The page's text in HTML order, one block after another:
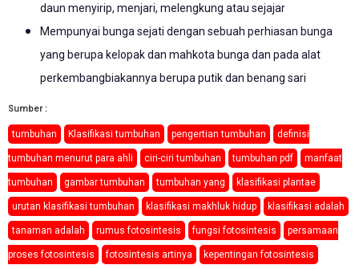
daun menyirip, menjari, melengkung atau sejajar
Mempunyai bunga sejati dengan sebuah perhiasan bunga
yang berupa kelopak dan mahkota bunga dan pada alat
perkembangbiakannya berupa putik dan benang sari
Sumber :
tumbuhan Klasifikasi tumbuhan pengertian tumbuhan definisi
tumbuhan menurut para ahli ciri-ciri tumbuhan tumbuhan pdf manfaat
tumbuhan gambar tumbuhan tumbuhan yang klasifikasi plantae
urutan klasifikasi tumbuhan klasifikasi makhluk hidup klasifikasi adalah
tanaman adalah rumus fotosintesis fungsi fotosintesis persamaan
proses fotosintesis fotosintesis artinya kepentingan fotosintesis